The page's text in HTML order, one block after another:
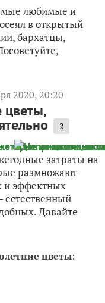
любимые и
в открытый
бархатцы,
2020, 20:20
цветы,
2
затраты на
размножают
и эффектных
естественный
Давайте
цветы: